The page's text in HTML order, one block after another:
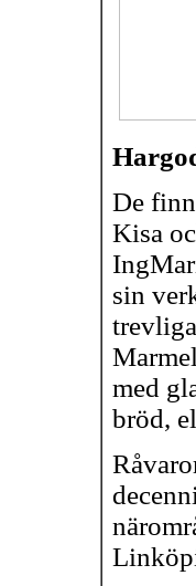
De
Kisa
sin
med
bröd,